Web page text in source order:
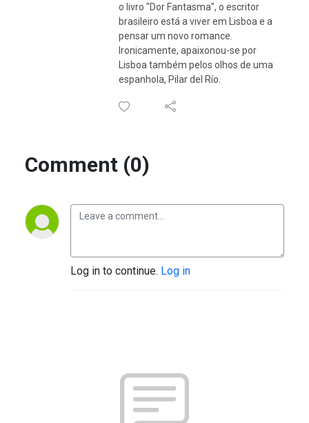
o livro "Dor Fantasma", o escritor
brasileiro está a viver em Lisboa e a
pensar um novo romance.
Ironicamente, apaixonou-se por
Lisboa também pelos olhos de uma
espanhola, Pilar del Río.
Comment (0)
Log in to continue. Log in